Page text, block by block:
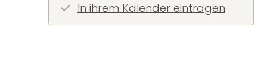
In ihrem Kalender eintragen